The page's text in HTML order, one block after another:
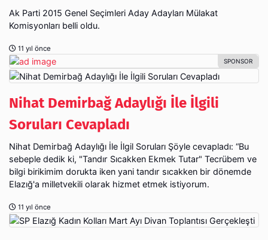
Ak Parti 2015 Genel Seçimleri Aday Adayları Mülakat
Komisyonları belli oldu.
11 yıl önce
Nihat Demirbağ Adaylığı İle İlgili
Soruları Cevapladı
Nihat Demirbağ Adaylığı İle İlgil Soruları Şöyle cevapladı: “Bu
sebeple dedik ki, "Tandır Sıcakken Ekmek Tutar" Tecrübem ve
bilgi birikimim dorukta iken yani tandır sıcakken bir dönemde
Elazığ'a milletvekili olarak hizmet etmek istiyorum.
11 yıl önce